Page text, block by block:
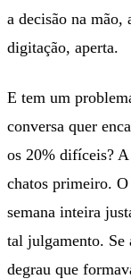
a decisão na mão,
digitação, aperta.
E tem um
conversa quer
os 20% difíceis?
chatos primeiro.
semana inteira
tal julgamento. Se
degrau que